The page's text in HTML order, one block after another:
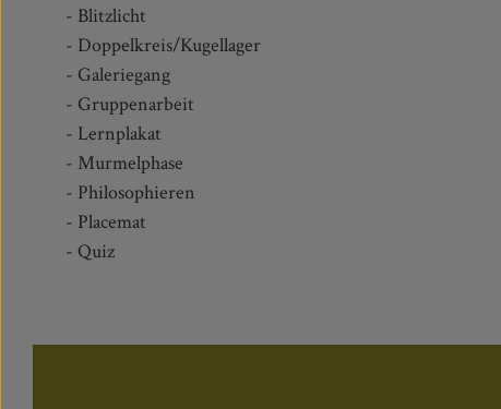
- Blitzlicht
- Doppelkreis/Kugellager
- Galeriegang
- Gruppenarbeit
- Lernplakat
- Murmelphase
- Philosophieren
- Placemat
- Quiz